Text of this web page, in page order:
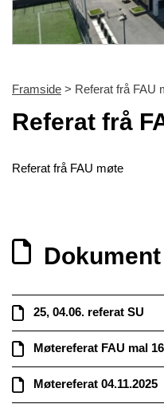
Framside > Referat frå FAU
Referat frå
Referat frå FAU møte
Dokument
25, 04.06. referat SU
Møtereferat FAU mal
Møtereferat 04.11.2025